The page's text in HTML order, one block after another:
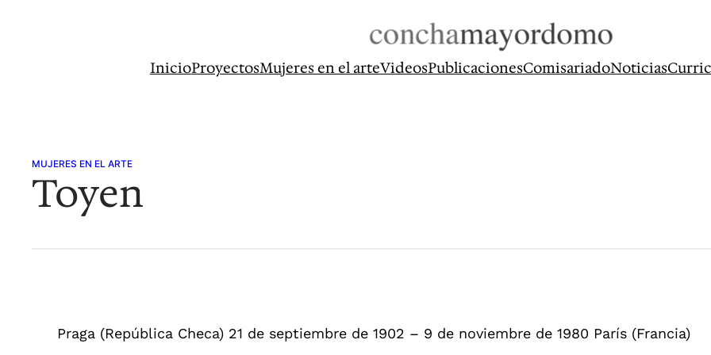
InicioProyectosMujeres en el arteVideosPublicacionesComisariadoNoticias
MUJERES EN EL ARTE
Toyen
Praga (República Checa) 21 de septiembre de 1902 – 9 de noviembre de 1980 París (Francia)